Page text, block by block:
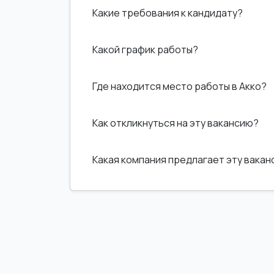
Какие требования к кандидату?
Какой график работы?
Где находится место работы в Акко?
Как откликнуться на эту вакансию?
Какая компания предлагает эту